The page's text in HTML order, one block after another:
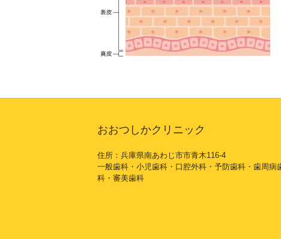
おおつしかクリニック
住所：兵庫県南あわじ市市青木116-4
一般歯科・小児歯科・口腔外科・予防歯科・歯周病
科・審美歯科